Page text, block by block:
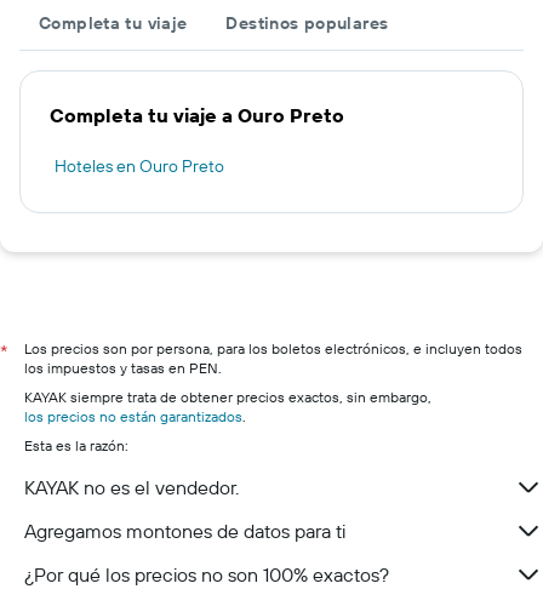
Completa tu viaje Destinos populares
Completa tu viaje a Ouro Preto
Hoteles en Ouro Preto
*
Los precios son por persona, para los boletos electrónicos, e incluyen todos
los impuestos y tasas en PEN.
KAYAK siempre trata de obtener precios exactos, sin embargo,
los precios no están garantizados.
Esta es la razón:
KAYAK no es el vendedor.
Agregamos montones de datos para ti
¿Por qué los precios no son 100% exactos?